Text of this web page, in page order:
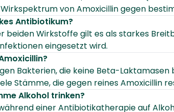
von Amoxicillin gegen
Antibiotikum?
beiden Wirkstoffe gilt es als starkes
eingesetzt wird.
Bakterien, die keine Beta-
Stämme, die gegen reines Amoxicillin
Alkohol trinken?
einer Antibiotikatherapie auf